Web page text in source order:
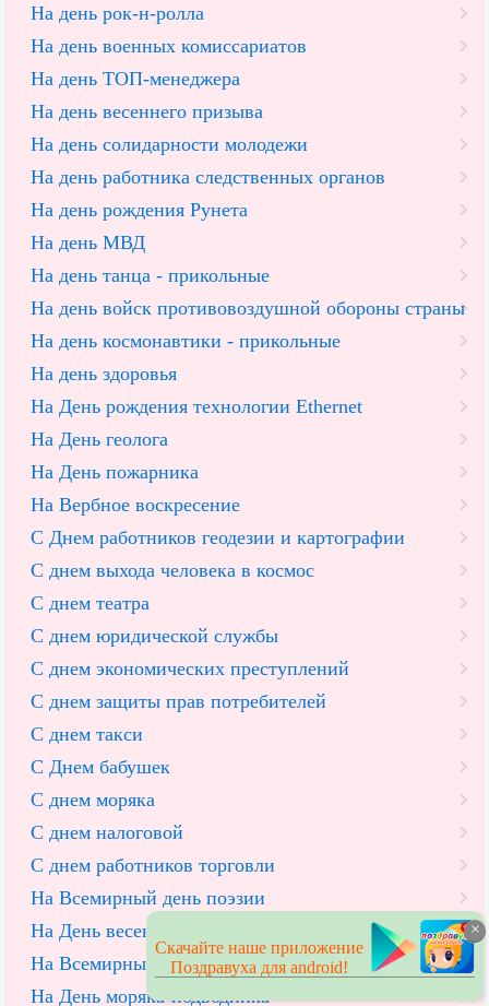
На день рок-н-ролла
На день военных комиссариатов
На день ТОП-менеджера
На день весеннего призыва
На день солидарности молодежи
На день работника следственных органов
На день рождения Рунета
На день МВД
На день танца - прикольные
На день войск противовоздушной обороны страны
На день космонавтики - прикольные
На день здоровья
На День рождения технологии Ethernet
На День геолога
На День пожарника
На Вербное воскресение
С Днем работников геодезии и картографии
С днем выхода человека в космос
С днем театра
С днем юридической службы
С днем экономических преступлений
С днем защиты прав потребителей
С днем такси
С Днем бабушек
С днем моряка
С днем налоговой
С днем работников торговли
На Всемирный день поэзии
На День весеннего равноденствия
На Всемирный День астрологии
На День моряка-подводника
×
Скачайте наше приложение
Поздравуха для android!